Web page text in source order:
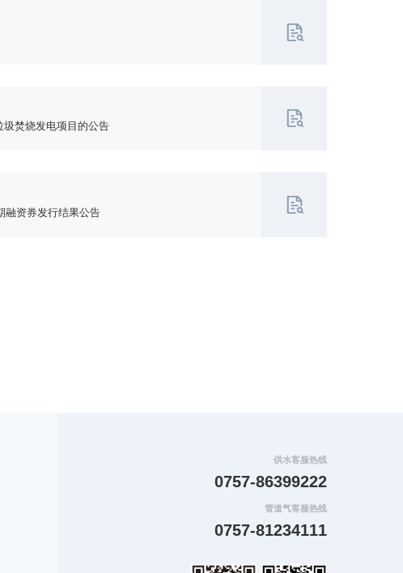
圾焚烧发电项目的公告
融资券发行结果公告
供水客服热线
0757-86399222
管道气客服热线
0757-81234111